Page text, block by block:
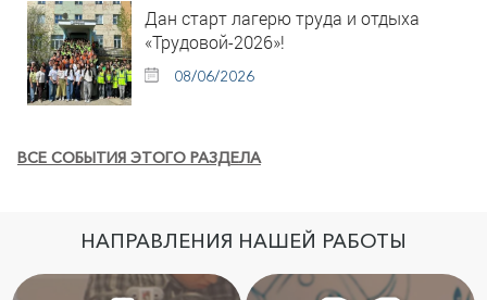
Дан старт лагерю труда и отдыха
«Трудовой-2026»!
08/06/2026
ВСЕ СОБЫТИЯ ЭТОГО РАЗДЕЛА
НАПРАВЛЕНИЯ НАШЕЙ РАБОТЫ